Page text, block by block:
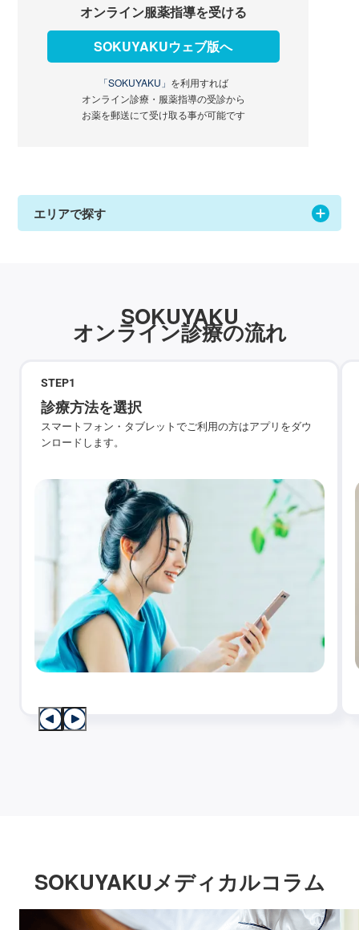
オンライン服薬指導を受ける
SOKUYAKUウェブ版へ
「SOKUYAKU」 を利用すれば
オンライン診療・服薬指導の受診から
お薬を郵送にて受け取る事が可能です
エリアで探す
SOKUYAKU
オンライン診療の流れ
STEP1
診療方法を選択
スマートフォン・タブレットでご利用の方はアプリをダウ
ンロードします。
SOKUYAKUメディカルコラム